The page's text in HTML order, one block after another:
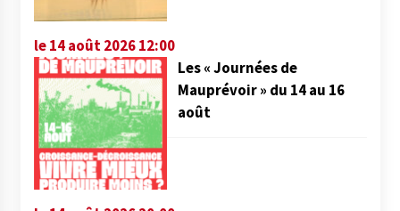
le 14 août 2026 12:00
Les « Journées de
Mauprévoir » du 14 au 16
août